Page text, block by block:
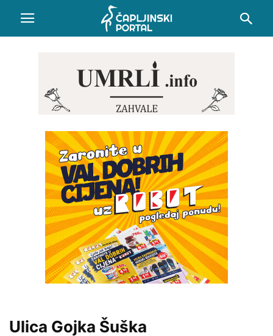
Ulica Gojka Šuška